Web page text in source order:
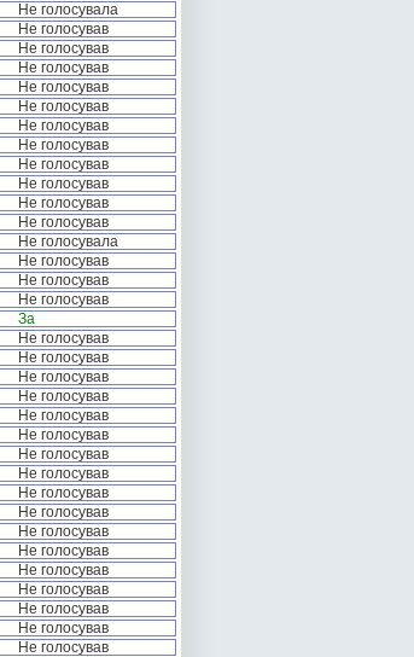
Не голосувала
Не голосував
Не голосував
Не голосував
Не голосував
Не голосував
Не голосував
Не голосував
Не голосував
Не голосував
Не голосував
Не голосував
Не голосувала
Не голосував
Не голосував
Не голосував
За
Не голосував
Не голосував
Не голосував
Не голосував
Не голосував
Не голосував
Не голосував
Не голосував
Не голосував
Не голосував
Не голосував
Не голосував
Не голосував
Не голосував
Не голосував
Не голосував
Не голосував